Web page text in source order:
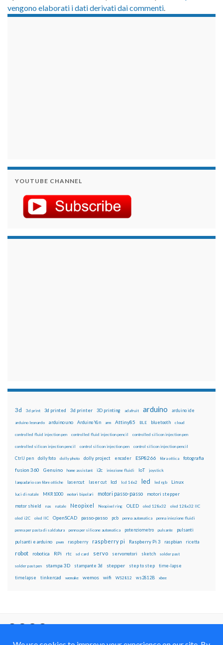
vengono elaborati i dati derivati dai commenti.
YOUTUBE CHANNEL
3d 3d print 3d printed 3d printer 3D printing adafruit arduino arduino ide
arduino leonardo arduino uno Arduino Yún arm Attiny85 BLE bluetooth cloud
controlled fluid injection pen controlled fluid injection pencil controlled silicon injection pen
controlled silicon injection pencil control silicon injection pen control silicon injection pencil
CtrlJ pen dolly foto dolly photo dolly project encoder ESP8266 fibra ottica fotografia
fusion 360 Genuino home assistant i2c iniezione fluidi IoT joystick
lampadario con fibre ottiche lasercut laser cut lcd lcd 16x2 led led rgb Linux
luci di natale MKR1000 motori bipolari motori passo-passo motori stepper
motor shield nas natale Neopixel Neopixel ring OLED oled 128x32 oled 128x32 IIC
oled i2C oled IIC OpenSCAD passo-passo pcb penna automatica penna iniezione fluidi
penna per pasta di saldatura penna per silicone automatica potenziometro pulsante pulsanti
pulsanti e arduino pwm raspberry raspberry pi Raspberry Pi 3 raspbian ricetta
robot robotica RPi rtc sd card servo servomotori sketch solder past
solder past pen stampa 3D stampante 3d stepper step to step time-lapse
timelapse tinkercad wemake wemos wifi WS2812 ws2812B xbee